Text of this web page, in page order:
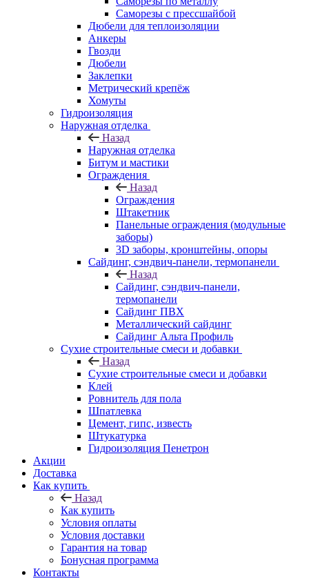
Саморезы с прессшайбой
Дюбели для теплоизоляции
Анкеры
Гвозди
Дюбели
Заклепки
Метрический крепёж
Хомуты
Гидроизоляция
Наружная отделка
Назад
Наружная отделка
Битум и мастики
Ограждения
Назад
Ограждения
Штакетник
Панельные ограждения (модульные
заборы)
3D заборы, кронштейны, опоры
Cайдинг, сэндвич-панели, термопанели
Назад
Cайдинг, сэндвич-панели,
термопанели
Сайдинг ПВХ
Металлический сайдинг
Сайдинг Альта Профиль
Сухие строительные смеси и добавки
Назад
Сухие строительные смеси и добавки
Клей
Ровнитель для пола
Шпатлевка
Цемент, гипс, известь
Штукатурка
Гидроизоляция Пенетрон
Акции
Доставка
Как купить
Назад
Как купить
Условия оплаты
Условия доставки
Гарантия на товар
Бонусная программа
Контакты